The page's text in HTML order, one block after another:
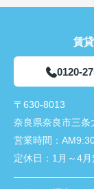
賃
0120-
〒630-8013
奈良県奈良市三
営業時間：
定休日： 1月～4月